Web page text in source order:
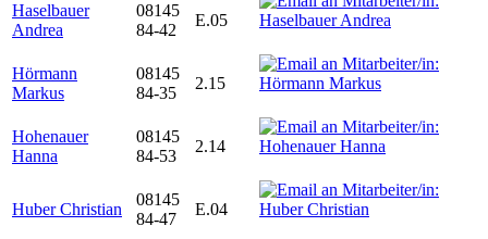
Haselbauer
Andrea
08145
84-42
E.05
Hörmann
Markus
08145
84-35
2.15
Hohenauer
Hanna
08145
84-53
2.14
Huber Christian
08145
84-47
E.04